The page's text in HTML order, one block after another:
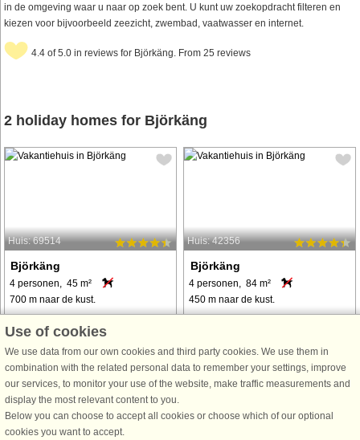
in de omgeving waar u naar op zoek bent. U kunt uw zoekopdracht filteren en
kiezen voor bijvoorbeeld zeezicht, zwembad, vaatwasser en internet.
4.4 of 5.0 in reviews for Björkäng. From 25 reviews
2 holiday homes for Björkäng
Huis: 69514
Björkäng
4 personen, 45 m²
700 m naar de kust.
Attraktive Ferienunterkunft auf dem
Weiden und zur Ostsee. Sie wohnen
hier südlich des alten Badeortes
Varberg. Das Haus steht auf dem gut
geschützten Grundstück des ...
Huis: 42356
Björkäng
4 personen, 84 m²
450 m naar de kust.
vom herrlichen Strandufer, dieses
ansprechende Ferienhaus mit 2
Verandaflächen und schönem
Laden und ein ...
Use of cookies
We use data from our own cookies and third party cookies. We use them in
combination with the related personal data to remember your settings, improve
our services, to monitor your use of the website, make traffic measurements and
display the most relevant content to you.
Below you can choose to accept all cookies or choose which of our optional
cookies you want to accept.